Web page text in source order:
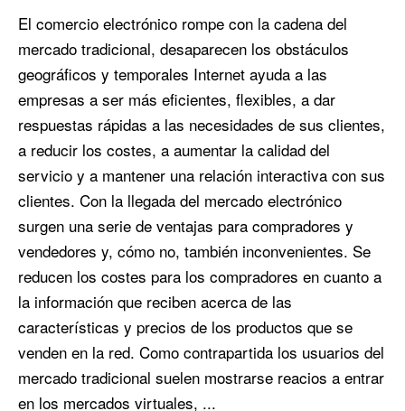
El comercio electrónico rompe con la cadena del
mercado tradicional, desaparecen los obstáculos
geográficos y temporales Internet ayuda a las
empresas a ser más eficientes, flexibles, a dar
respuestas rápidas a las necesidades de sus clientes,
a reducir los costes, a aumentar la calidad del
servicio y a mantener una relación interactiva con sus
clientes. Con la llegada del mercado electrónico
surgen una serie de ventajas para compradores y
vendedores y, cómo no, también inconvenientes. Se
reducen los costes para los compradores en cuanto a
la información que reciben acerca de las
características y precios de los productos que se
venden en la red. Como contrapartida los usuarios del
mercado tradicional suelen mostrarse reacios a entrar
en los mercados virtuales, ...